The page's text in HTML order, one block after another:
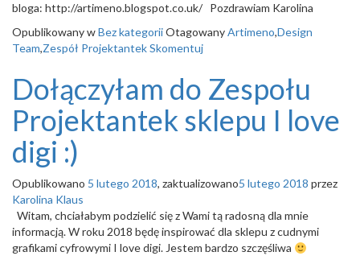
bloga: http://artimeno.blogspot.co.uk/ Pozdrawiam Karolina
Opublikowany wBez kategoriiOtagowanyArtimeno,Design
Team,Zespół ProjektantekSkomentuj
Dołączyłam do Zespołu
Projektantek sklepu I love
digi :)
Opublikowano 5 lutego 2018, zaktualizowano5 lutego 2018 przez
Karolina Klaus
Witam, chciałabym podzielić się z Wami tą radosną dla mnie
informacją. W roku 2018 będę inspirować dla sklepu z cudnymi
grafikami cyfrowymi I love digi. Jestem bardzo szczęśliwa